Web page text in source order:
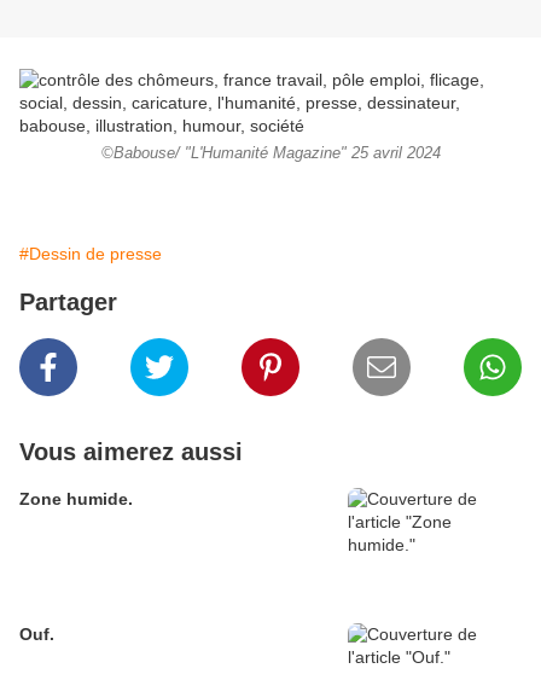
©Babouse/ "L'Humanité Magazine" 25 avril 2024
#Dessin de presse
Partager
Vous aimerez aussi
Zone humide.
Ouf.